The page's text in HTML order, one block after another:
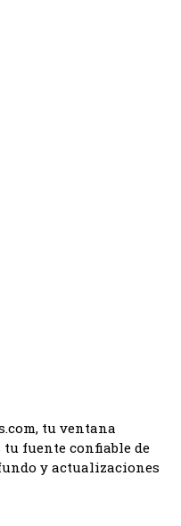
tu ventana
fuente confiable de
y actualizaciones